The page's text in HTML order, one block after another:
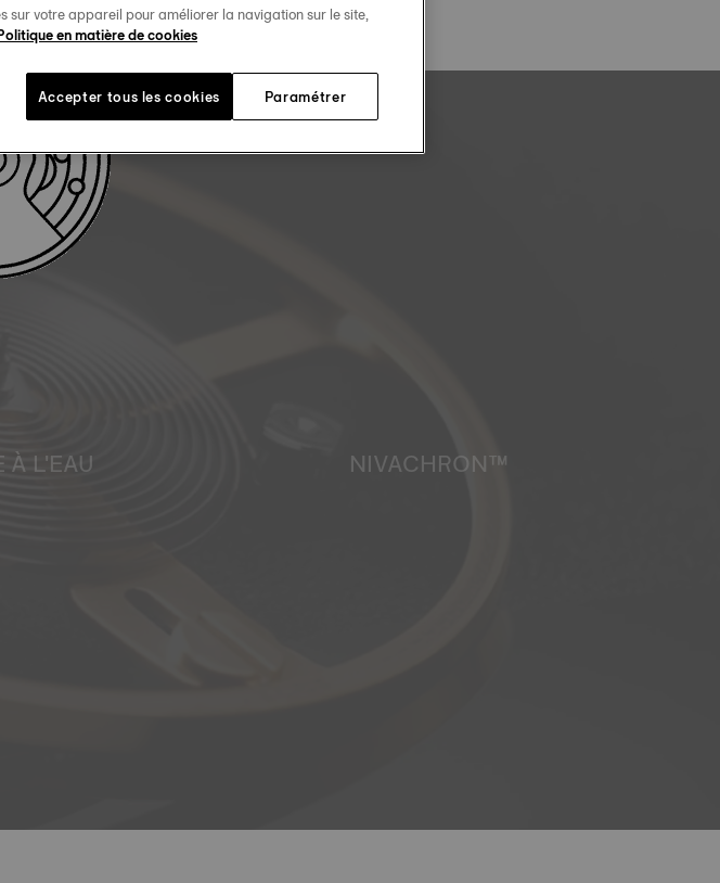
À L'EAU NIVACHRON™
sur votre appareil pour améliorer la navigation sur le site,
en matière de cookies
Paramétrer
Accepter tous les cookies